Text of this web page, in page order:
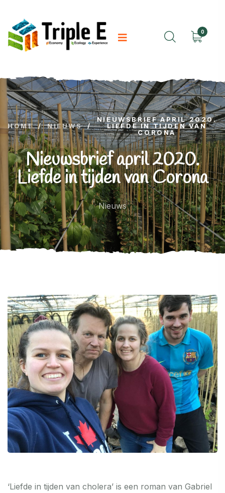
0
HOME / NIEUWS /
NIEUWSBRIEF APRIL 2020.
LIEFDE IN TIJDEN VAN
CORONA
Nieuwsbrief april 2020.
Liefde in tijden van Corona
Nieuws
‘Liefde in tijden van cholera’ is een roman van Gabriel